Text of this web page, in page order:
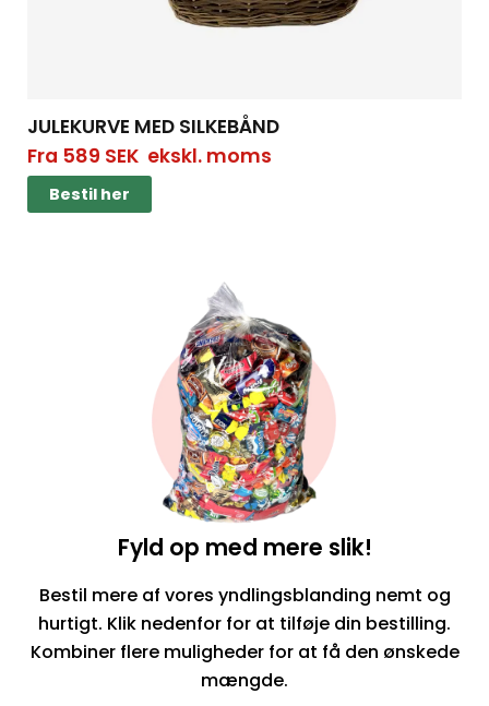
JULEKURVE MED SILKEBÅND
Fra 589 SEKekskl. moms
Bestil her
Fyld op med mere slik!
Bestil mere af vores yndlingsblanding nemt og
hurtigt. Klik nedenfor for at tilføje din bestilling.
Kombiner flere muligheder for at få den ønskede
mængde.